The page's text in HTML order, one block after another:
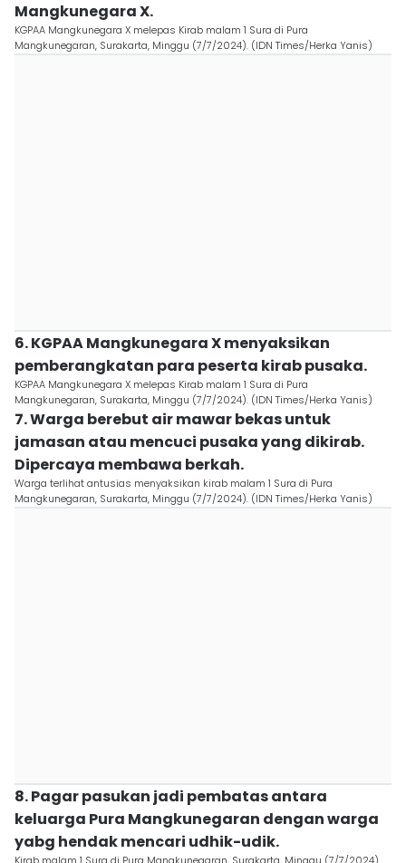
Mangkunegara X.
KGPAA Mangkunegara X melepas Kirab malam 1 Sura di Pura
Mangkunegaran, Surakarta, Minggu (7/7/2024). (IDN Times/Herka Yanis)
6. KGPAA Mangkunegara X menyaksikan
pemberangkatan para peserta kirab pusaka.
KGPAA Mangkunegara X melepas Kirab malam 1 Sura di Pura
Mangkunegaran, Surakarta, Minggu (7/7/2024). (IDN Times/Herka Yanis)
7. Warga berebut air mawar bekas untuk
jamasan atau mencuci pusaka yang dikirab.
Dipercaya membawa berkah.
Warga terlihat antusias menyaksikan kirab malam 1 Sura di Pura
Mangkunegaran, Surakarta, Minggu (7/7/2024). (IDN Times/Herka Yanis)
8. Pagar pasukan jadi pembatas antara
keluarga Pura Mangkunegaran dengan warga
yabg hendak mencari udhik-udik.